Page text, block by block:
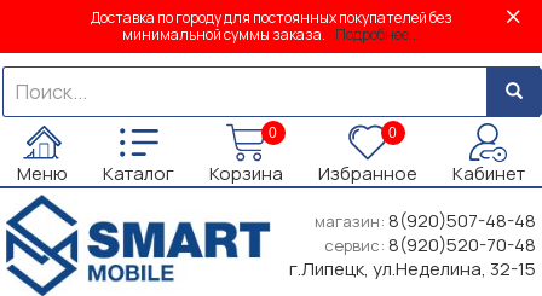
Доставка по городу для постоянных покупателей без
минимальной суммы заказа. Подробнее...
Меню Каталог
0
Корзина
0
Избранное Кабинет
магазин: 8(920)507-48-48
сервис: 8(920)520-70-48
г.Липецк, ул.Неделина, 32-15